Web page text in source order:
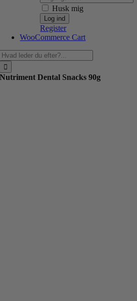
Husk mig
Register
WooCommerce Cart
Nutriment Dental Snacks 90g